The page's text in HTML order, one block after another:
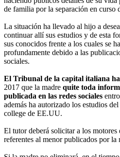
de familia por la separación en curso
La situación ha llevado al hijo a
continuar allí sus estudios y de esta
sus conocidos frente a los cuales se
profundamente debido a las
sociales.
El Tribunal de la capital italiana
2017 que la madre quite toda
publicada en las redes sociales
además ha autorizado los estudios
college de EE.UU.
El tutor deberá solicitar a los motores
referentes al menor publicados por la